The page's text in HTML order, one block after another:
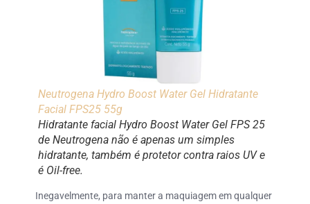
Neutrogena Hydro Boost Water Gel Hidratante
Facial FPS25 55g
Hidratante facial Hydro Boost Water Gel FPS 25
de Neutrogena não é apenas um simples
hidratante, também é protetor contra raios UV e
é Oil-free.
Inegavelmente, para manter a maquiagem em qualquer